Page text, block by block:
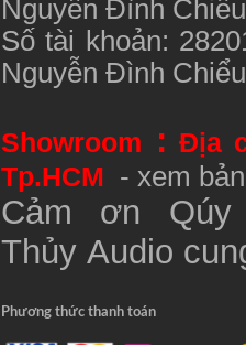
Nguyễn Đình
Số tài khoản:
Nguyễn Đình
Showroom : Địa
Tp.HCM - xem
Cảm ơn
Thủy Audio
Phương thức thanh toán